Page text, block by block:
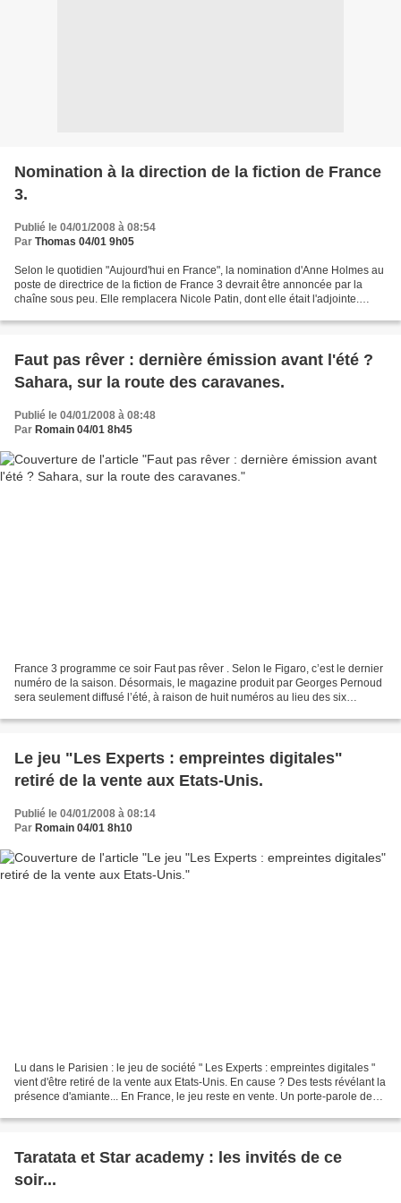
Nomination à la direction de la fiction de France
3.
Publié le 04/01/2008 à 08:54
Par Thomas 04/01 9h05
Selon le quotidien "Aujourd'hui en France", la nomination d'Anne Holmes au
poste de directrice de la fiction de France 3 devrait être annoncée par la
chaîne sous peu. Elle remplacera Nicole Patin, dont elle était l'adjointe.
Faut pas rêver : dernière émission avant l'été ?
Sahara, sur la route des caravanes.
Publié le 04/01/2008 à 08:48
Par Romain 04/01 8h45
France 3 programme ce soir Faut pas rêver . Selon le Figaro, c’est le dernier
numéro de la saison. Désormais, le magazine produit par Georges Pernoud
sera seulement diffusé l’été, à raison de huit numéros au lieu des six
Le jeu "Les Experts : empreintes digitales"
retiré de la vente aux Etats-Unis.
Publié le 04/01/2008 à 08:14
Par Romain 04/01 8h10
Lu dans le Parisien : le jeu de société " Les Experts : empreintes digitales "
vient d'être retiré de la vente aux Etats-Unis. En cause ? Des tests révélant la
présence d'amiante... En France, le jeu reste en vente. Un porte-parole de
Taratata et Star academy : les invités de ce
soir...